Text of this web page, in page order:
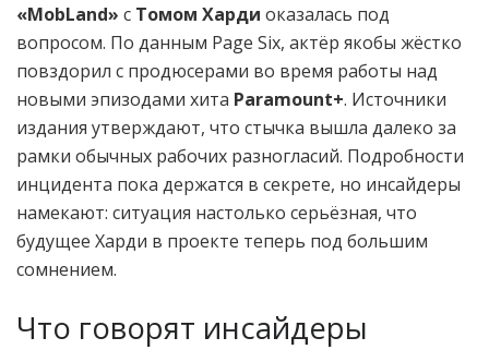
«MobLand» с Томом Харди оказалась под
вопросом. По данным Page Six, актёр якобы жёстко
повздорил с продюсерами во время работы над
новыми эпизодами хита Paramount+. Источники
издания утверждают, что стычка вышла далеко за
рамки обычных рабочих разногласий. Подробности
инцидента пока держатся в секрете, но инсайдеры
намекают: ситуация настолько серьёзная, что
будущее Харди в проекте теперь под большим
сомнением.
Что говорят инсайдеры